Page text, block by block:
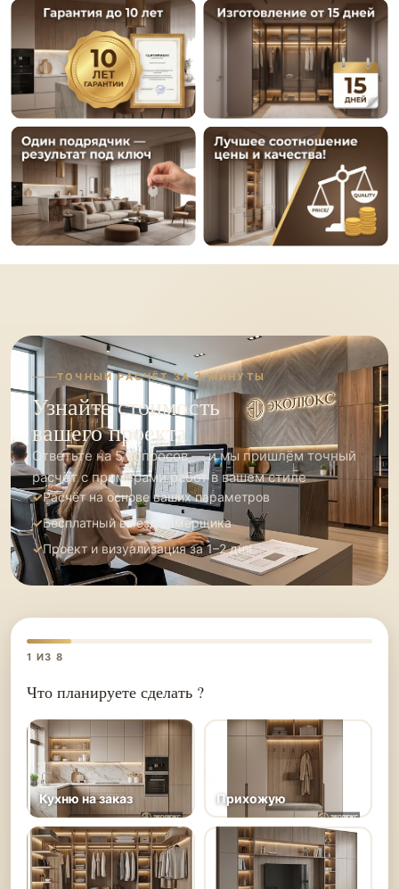
ТОЧНЫЙ РАСЧЁТ ЗА 2 МИНУТЫ
Узнайте стоимость
вашего проекта
Ответьте на 5 вопросов — и мы пришлём точный
расчёт с примерами работ в вашем стиле
Расчёт на основе ваших параметров
Бесплатный выезд замерщика
Проект и визуализация за 1–2 дня
1 ИЗ 8
Что планируете сделать ?
Кухню на заказ Прихожую